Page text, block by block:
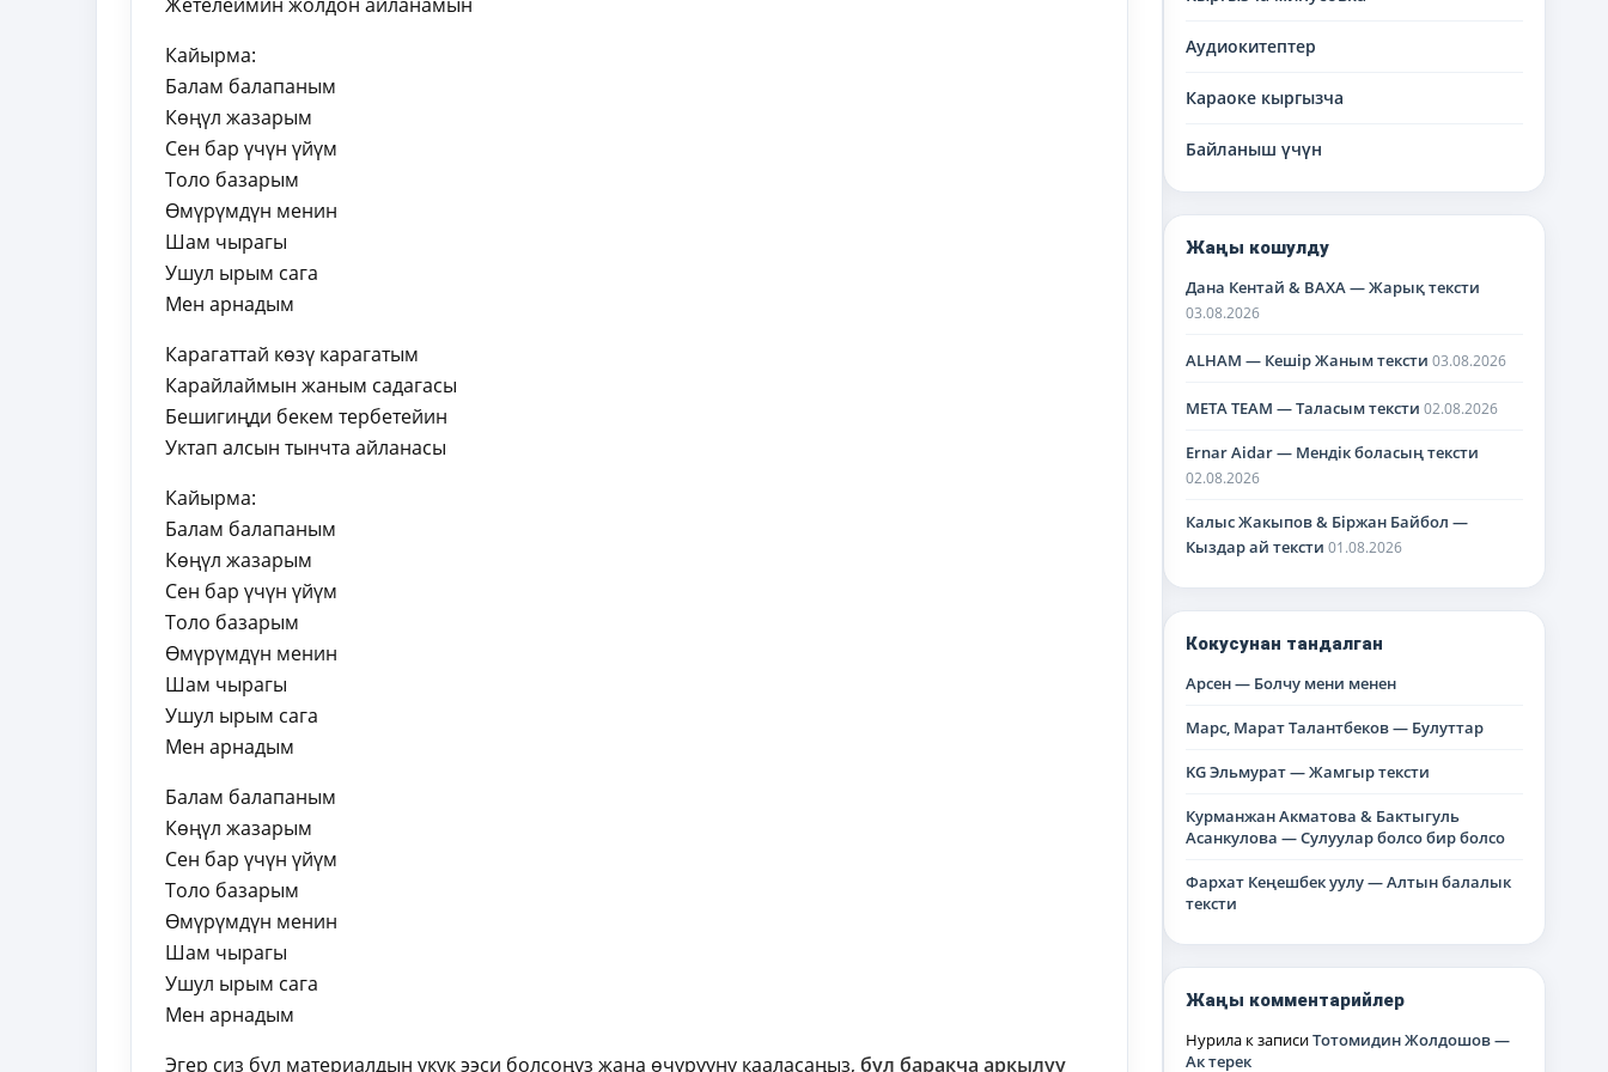
Аудиокитептер
Караоке кыргызча
Байланыш үчүн
Жаңы кошулду
Дана Кентай & BAXA — Жарық тексти
03.08.2026
ALHAM — Кешір Жаным тексти 03.08.2026
META TEAM — Таласым тексти 02.08.2026
Ernar Aidar — Мендік боласың тексти
02.08.2026
Калыс Жакыпов & Біржан Байбол —
Кыздар ай тексти 01.08.2026
Кокусунан тандалган
Арсен — Болчу мени менен
Марс, Марат Талантбеков — Булуттар
KG Эльмурат — Жамгыр тексти
Курманжан Акматова & Бактыгуль
Асанкулова — Сулуулар болсо бир болсо
Фархат Кеңешбек уулу — Алтын балалык
тексти
Жаңы комментарийлер
Нурила к записиТотомидин Жолдошов —
Ак терек
Кайырма:
Балам балапаным
Көңүл жазарым
Сен бар үчүн үйүм
Толо базарым
Өмүрүмдүн менин
Шам чырагы
Ушул ырым сага
Мен арнадым
Карагаттай көзү карагатым
Карайлаймын жаным садагасы
Бешигиңди бекем тербетейин
Уктап алсын тынчта айланасы
Кайырма:
Балам балапаным
Көңүл жазарым
Сен бар үчүн үйүм
Толо базарым
Өмүрүмдүн менин
Шам чырагы
Ушул ырым сага
Мен арнадым
Балам балапаным
Көңүл жазарым
Сен бар үчүн үйүм
Толо базарым
Өмүрүмдүн менин
Шам чырагы
Ушул ырым сага
Мен арнадым
Эгер сиз бул материалдын укук ээси болсоңуз жана өчүрүүнү кааласаңыз, бул баракча аркылуу